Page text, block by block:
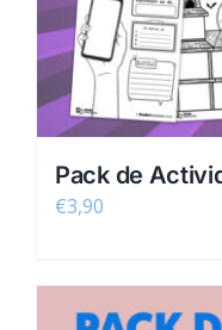
Pack de
€3,90